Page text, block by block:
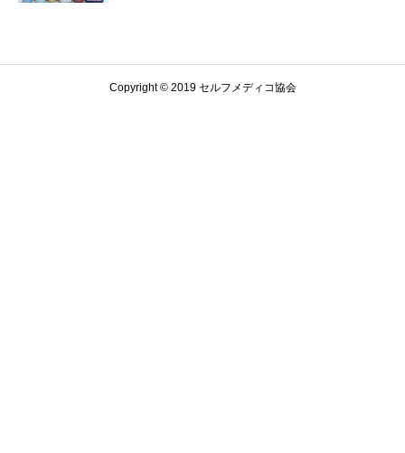
Copyright © 2019 セルフメディコ協会